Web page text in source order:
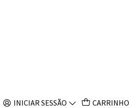
INICIAR SESSÃO CARRINHO